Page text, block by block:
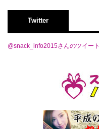
Twitter
@snack_info2015さんのツイート